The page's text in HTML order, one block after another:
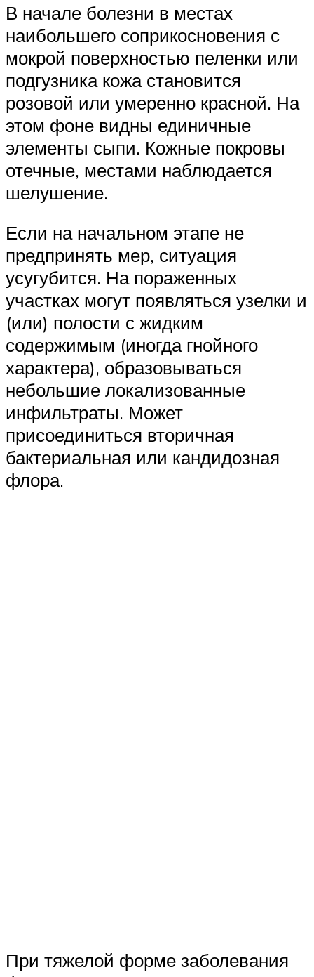
В начале болезни в местах
наибольшего соприкосновения с
мокрой поверхностью пеленки или
подгузника кожа становится
розовой или умеренно красной. На
этом фоне видны единичные
элементы сыпи. Кожные покровы
отечные, местами наблюдается
шелушение.
Если на начальном этапе не
предпринять мер, ситуация
усугубится. На пораженных
участках могут появляться узелки и
(или) полости с жидким
содержимым (иногда гнойного
характера), образовываться
небольшие локализованные
инфильтраты. Может
присоединиться вторичная
бактериальная или кандидозная
флора.
При тяжелой форме заболевания